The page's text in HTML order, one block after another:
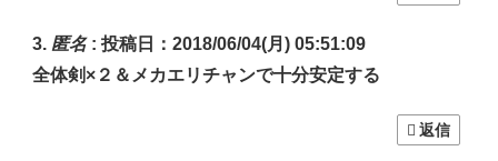
匿名: 投稿日：2018/06/04(月) 05:51:09
全体剣×２＆メカエリチャンで十分安定する
返信